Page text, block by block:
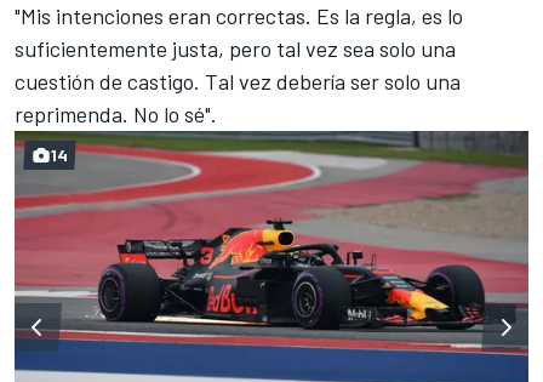
"Mis intenciones eran correctas. Es la regla, es lo
suficientemente justa, pero tal vez sea solo una
cuestión de castigo. Tal vez debería ser solo una
reprimenda. No lo sé".
14